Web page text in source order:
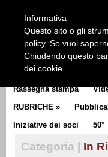
CLUB
Rassegna stampa
RUBRICHE »
Iniziative dei soci
50°
Categoria | In
Informativa
Questo sito o gli
policy. Se vuoi
Chiudendo questo
dei cookie.